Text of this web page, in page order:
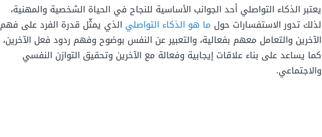
يعتبر الذكاء التواصلي أحد الجوانب الأساسية للنجاح في الحياة الشخصية والمهنية،
لذلك تدور الاستفسارات حول ما هو الذكاء التواصلي الذي يمثّل قدرة الفرد على فهم
الآخرين والتعامل معهم بفعالية، والتعبير عن النفس بوضوح وفهم ردود فعل الآخرين،
كما يساعد على بناء علاقات إيجابية وفعالة مع الآخرين وتحقيق التوازن النفسي
والاجتماعي.